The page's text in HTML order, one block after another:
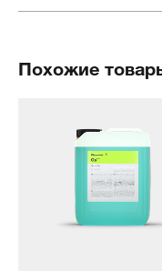
Похожие